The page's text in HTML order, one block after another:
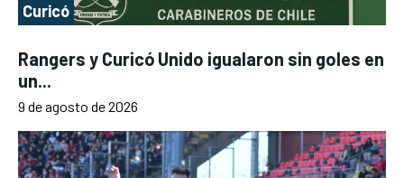
Curicó
Rangers y Curicó Unido igualaron sin goles en
un...
9 de agosto de 2026